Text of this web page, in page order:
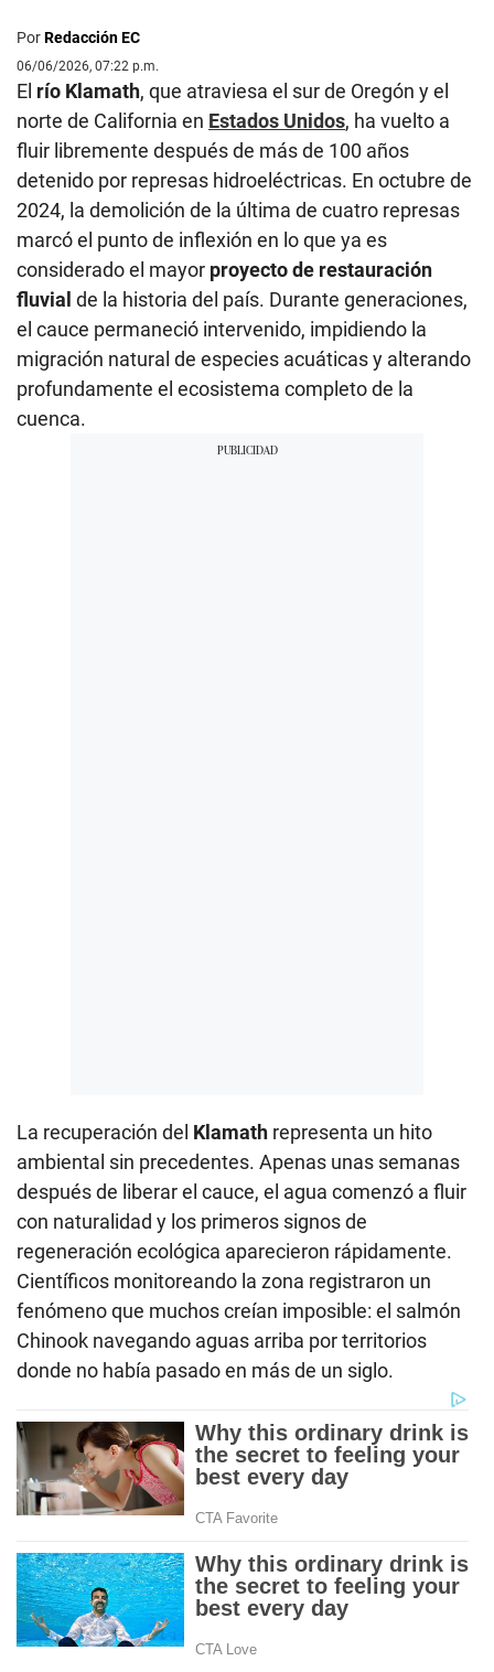
PorRedacción EC
06/06/2026, 07:22 p.m.
El río Klamath, que atraviesa el sur de Oregón y el
norte de California en Estados Unidos, ha vuelto a
fluir libremente después de más de 100 años
detenido por represas hidroeléctricas. En octubre de
2024, la demolición de la última de cuatro represas
marcó el punto de inflexión en lo que ya es
considerado el mayor proyecto de restauración
fluvial de la historia del país. Durante generaciones,
el cauce permaneció intervenido, impidiendo la
migración natural de especies acuáticas y alterando
profundamente el ecosistema completo de la
cuenca.
La recuperación del Klamath representa un hito
ambiental sin precedentes. Apenas unas semanas
después de liberar el cauce, el agua comenzó a fluir
con naturalidad y los primeros signos de
regeneración ecológica aparecieron rápidamente.
Científicos monitoreando la zona registraron un
fenómeno que muchos creían imposible: el salmón
Chinook navegando aguas arriba por territorios
donde no había pasado en más de un siglo.